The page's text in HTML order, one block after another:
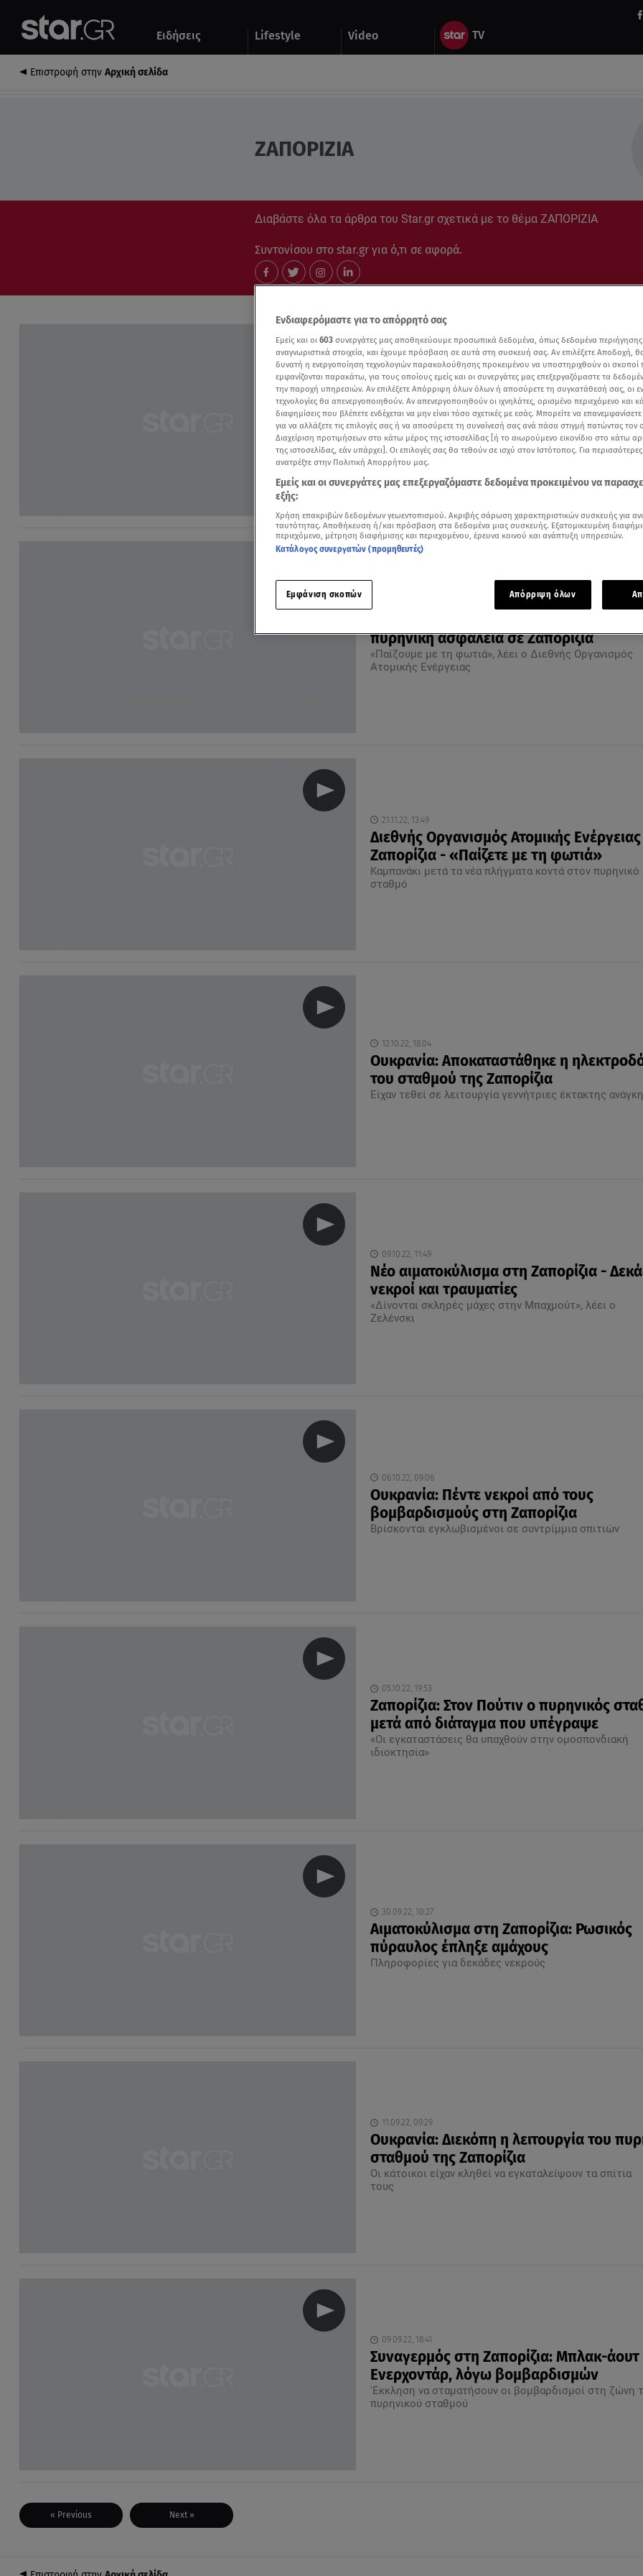
Ειδήσεις Lifestyle Video
Αυτοκίνητο
Επιστροφή στην Αρχική σελίδα
ΖΑΠΟΡΙΖΙΑ
Διαβάστε όλα τα άρθρα του Star.gr σχετικά με το θέμα ΖΑΠΟΡΙΖΙΑ
Συντονίσου στο star.gr για ό,τι σε αφορά.
08.05.23, 08:38
Ζαπορίζια: Απομακρύνουν αμάχους από
περιοχές κοντά στο πυρηνικό
«Επικίνδυνη η κατάσταση» λέει ο ΟΗΕ
πυρηνική ασφάλεια σε Ζαπορίζια
«Παίζουμε με τη φωτιά», λέει ο Διεθνής Οργανισμός
Ατομικής Ενέργειας
21.11.22, 13:49
Διεθνής Οργανισμός Ατομικής Ενέργειας
Ζαπορίζια - «Παίζετε με τη φωτιά»
Καμπανάκι μετά τα νέα πλήγματα κοντά στον πυρηνικό
σταθμό
12.10.22, 18:04
Ουκρανία: Αποκαταστάθηκε η
του σταθμού της Ζαπορίζια
Είχαν τεθεί σε λειτουργία γεννήτριες έκτακτης
09.10.22, 11:49
Νέο αιματοκύλισμα στη Ζαπορίζια -
νεκροί και τραυματίες
«Δίνονται σκληρές μάχες στην Μπαχμούτ», λέει ο
Ζελένσκι
06.10.22, 09:06
Ουκρανία: Πέντε νεκροί από τους
βομβαρδισμούς στη Ζαπορίζια
Βρίσκονται εγκλωβισμένοι σε συντρίμμια σπιτιών
05.10.22, 19:53
Ζαπορίζια: Στον Πούτιν ο πυρηνικός
μετά από διάταγμα που υπέγραψε
«Οι εγκαταστάσεις θα υπαχθούν στην ομοσπονδιακή
ιδιοκτησία»
30.09.22, 10:27
Αιματοκύλισμα στη Ζαπορίζια: Ρωσικός
πύραυλος έπληξε αμάχους
Πληροφορίες για δεκάδες νεκρούς
11.09.22, 09:29
Ουκρανία: Διεκόπη η λειτουργία του
σταθμού της Ζαπορίζια
Οι κάτοικοι είχαν κληθεί να εγκαταλείψουν τα σπίτια
τους
09.09.22, 18:41
Συναγερμός στη Ζαπορίζια: Μπλακ-άουτ
Ενερχοντάρ, λόγω βομβαρδισμών
'Εκκληση να σταματήσουν οι βομβαρδισμοί στη ζώνη
πυρηνικού σταθμού
« Previous Next »
Ενδιαφερόμαστε για το απόρρητό σας
Εμείς και οι 603 συνεργάτες μας αποθηκεύουμε προσωπικά δεδομένα, όπως δεδομένα
αναγνωριστικά στοιχεία, και έχουμε πρόσβαση σε αυτά στη συσκευή σας. Αν επιλέξετε Αποδοχή,
δυνατή η ενεργοποίηση τεχνολογιών παρακολούθησης προκειμένου να υποστηριχθούν οι σκοποί
εμφανίζονται παρακάτω, για τους οποίους εμείς και οι συνεργάτες μας επεξεργαζόμαστε τα
την παροχή υπηρεσιών. Αν επιλέξετε Απόρριψη όλων όλων ή αποσύρετε τη συγκατάθεσή σας, οι
τεχνολογίες θα απενεργοποιηθούν. Αν απενεργοποιηθούν οι ιχνηλάτες, ορισμένο περιεχόμενο και
διαφημίσεις που βλέπετε ενδέχεται να μην είναι τόσο σχετικές με εσάς. Μπορείτε να
για να αλλάξετε τις επιλογές σας ή να αποσύρετε τη συναίνεσή σας ανά πάσα στιγμή πατώντας τον
Διαχείριση προτιμήσεων στο κάτω μέρος της ιστοσελίδας [ή το αιωρούμενο εικονίδιο στο κάτω
της ιστοσελίδας, εάν υπάρχει]. Οι επιλογές σας θα τεθούν σε ισχύ στον Ιστότοπος. Για
ανατρέξτε στην Πολιτική Απορρήτου μας.
Εμείς και οι συνεργάτες μας επεξεργαζόμαστε δεδομένα προκειμένου να
εξής:
Χρήση επακριβών δεδομένων γεωεντοπισμού. Ακριβής σάρωση χαρακτηριστικών συσκευής για
ταυτότητας. Αποθήκευση ή/και πρόσβαση στα δεδομένα μιας συσκευής. Εξατομικευμένη
περιεχόμενο, μέτρηση διαφήμισης και περιεχομένου, έρευνα κοινού και ανάπτυξη υπηρεσιών.
Κατάλογος συνεργατών (προμηθευτές)
Εμφάνιση σκοπών Απόρριψη όλων